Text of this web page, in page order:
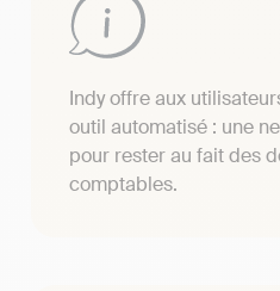
Indy offre aux
outil automatisé : une
pour rester au fait des
comptables.